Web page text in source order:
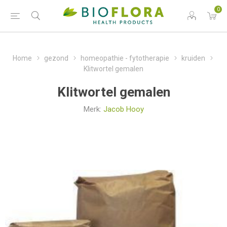
0
Home gezond homeopathie - fytotherapie
kruiden
Klitwortel gemalen
Klitwortel gemalen
Merk: Jacob Hooy